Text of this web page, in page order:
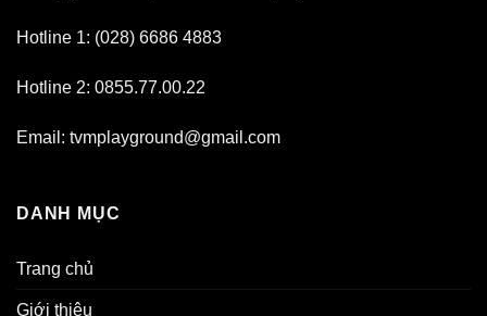
Hotline 1: (028) 6686 4883
Hotline 2: 0855.77.00.22
Email: tvmplayground@gmail.com
DANH MỤC
Trang chủ
Giới thiệu